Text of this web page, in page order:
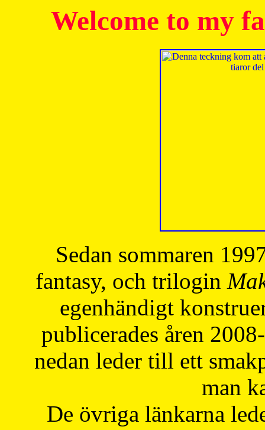
Welcome to my
Sedan sommaren
fantasy, och trilogin
egenhändigt
publicerades åren
nedan leder till ett
man
De övriga länkarna